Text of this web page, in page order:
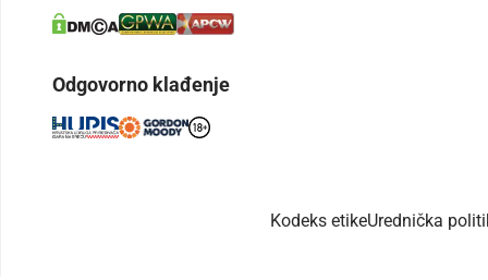
Odgovorno klađenje
Kodeks etikeUrednička